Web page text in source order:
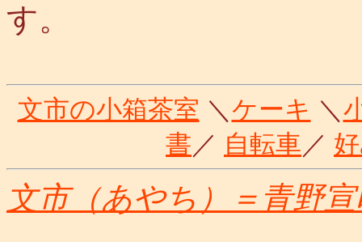
す。
文市の小箱茶室 ＼ ケーキ ＼
書 ／ 自転車 ／
文市（あやち）＝青野